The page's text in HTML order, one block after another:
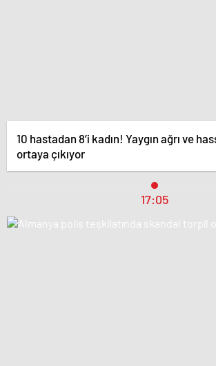
10 hastadan 8’i kadın! Yaygın ağrı ve
ortaya çıkıyor
17:05